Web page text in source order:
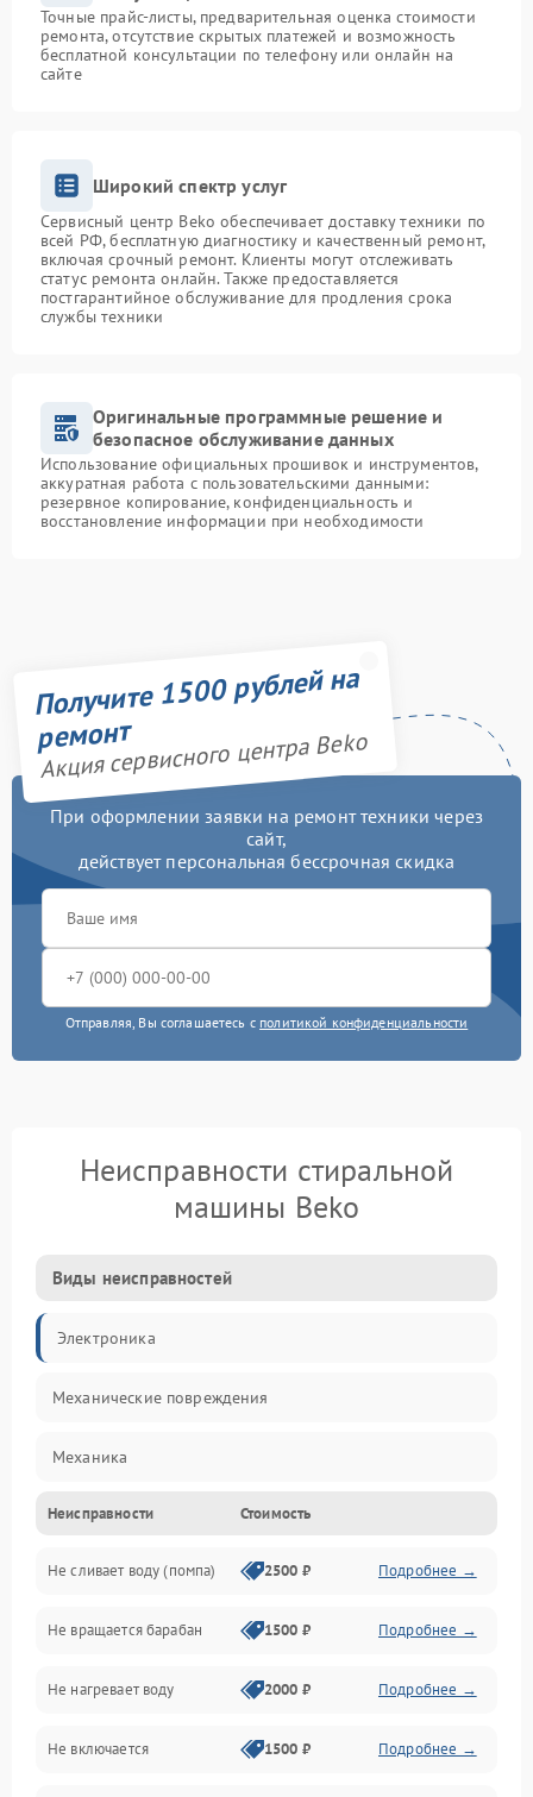
Точные прайс-листы, предварительная оценка стоимости
ремонта, отсутствие скрытых платежей и возможность
бесплатной консультации по телефону или онлайн на
сайте
Широкий спектр услуг
Сервисный центр Beko обеспечивает доставку техники по
всей РФ, бесплатную диагностику и качественный ремонт,
включая срочный ремонт. Клиенты могут отслеживать
статус ремонта онлайн. Также предоставляется
постгарантийное обслуживание для продления срока
службы техники
Оригинальные программные решение и
безопасное обслуживание данных
Использование официальных прошивок и инструментов,
аккуратная работа с пользовательскими данными:
резервное копирование, конфиденциальность и
восстановление информации при необходимости
Получите 1500 рублей на
ремонт
Акция сервисного центра Beko
При оформлении заявки на ремонт техники через
сайт,
действует персональная бессрочная скидка
Отправляя, Вы соглашаетесь с политикой конфиденциальности
Неисправности стиральной
машины Beko
Виды неисправностей
Электроника
Механические повреждения
Механика
Электропитание
Водоснабжение
Слив
Программное обеспечение
Неисправности Стоимость
Не сливает воду (помпа) 2500 ₽ Подробнее →
Не вращается барабан 1500 ₽ Подробнее →
Не нагревает воду 2000 ₽ Подробнее →
Не включается 1500 ₽ Подробнее →